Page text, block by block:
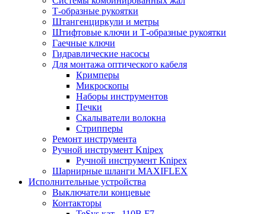
Т-образные рукоятки
Штангенциркули и метры
Штифтовые ключи и Т-образные рукоятки
Гаечные ключи
Гидравлические насосы
Для монтажа оптического кабеля
Кримперы
Микроскопы
Наборы инструментов
Печки
Скалыватели волокна
Стрипперы
Ремонт инструмента
Ручной инструмент Knipex
Ручной инструмент Knipex
Шарнирные шланги MAXIFLEX
Исполнительные устройства
Выключатели концевые
Контакторы